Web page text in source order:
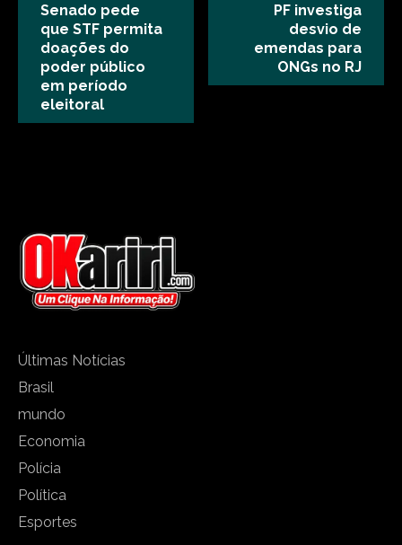
Senado pede
que STF permita
doações do
poder público
em período
eleitoral
PF investiga
desvio de
emendas para
ONGs no RJ
Últimas Notícias
Brasil
mundo
Economia
Polícia
Política
Esportes